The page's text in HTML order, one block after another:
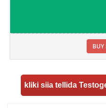
kliki siia tellida